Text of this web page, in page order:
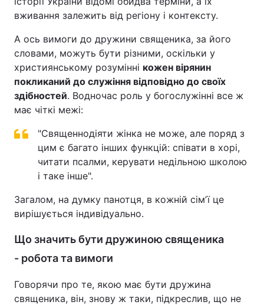
вживання залежить від регіону і контексту.
А ось вимоги до дружини священика, за його
словами, можуть бути різними, оскільки у
християнському розумінні кожен вірянин
покликаний до служіння відповідно до своїх
здібностей. Водночас роль у богослужінні все ж
має чіткі межі:
"Священнодіяти жінка не може, але поряд з
цим є багато інших функцій: співати в хорі,
читати псалми, керувати недільною школою
і таке інше".
Загалом, на думку панотця, в кожній сімʼї це
вирішується індивідуально.
Що значить бути дружиною священика
- робота та вимоги
Говорячи про те, якою має бути дружина
священика, він, знову ж таки, підкреслив, що не